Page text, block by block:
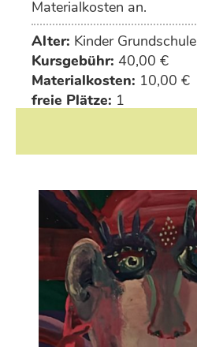
Materialkosten an.
Alter: Kinder Grundschule
Kursgebühr: 40,00 €
Materialkosten: 10,00 €
freie Plätze: 1